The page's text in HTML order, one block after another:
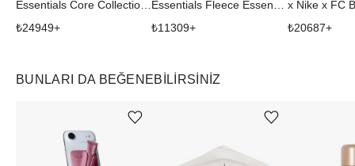
₺24949+ ₺11309+ ₺20687+
BUNLARI DA BEĞENEBILIRSINIZ
Ürünü istek listesine ekle veya listeden çıkar Ürünü istek listesine ekle veya listeden çıkar